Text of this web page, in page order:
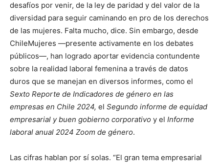
desafíos por venir, de la ley de paridad y del valor de la
diversidad para seguir caminando en pro de los derechos
de las mujeres. Falta mucho, dice. Sin embargo, desde
ChileMujeres —presente activamente en los debates
públicos—, han logrado aportar evidencia contundente
sobre la realidad laboral femenina a través de datos
duros que se manejan en diversos informes, como el
Sexto Reporte de Indicadores de género en las
empresas en Chile 2024, el Segundo informe de equidad
empresarial y buen gobierno corporativo y el Informe
laboral anual 2024 Zoom de género.
Las cifras hablan por sí solas. “El gran tema empresarial